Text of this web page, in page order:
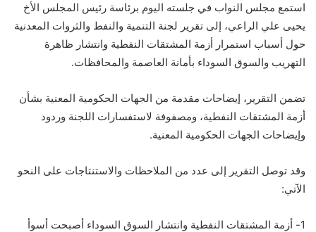
استمع مجلس النواب في جلسته اليوم برئاسة رئيس المجلس الأخ
يحيى علي الراعي، إلى تقرير لجنة التنمية والنفط والثروات المعدنية
حول أسباب استمرار أزمة المشتقات النفطية وانتشار ظاهرة
التهريب والسوق السوداء بأمانة العاصمة والمحافظات.
تضمن التقرير، إيضاحات مقدمة من الجهات الحكومية المعنية بشأن
أزمة المشتقات النفطية، ومصفوفة لاستفسارات اللجنة وردود
وإيضاحات الجهات الحكومية المعنية.
وقد توصل التقرير إلى عدد من الملاحظات والاستنتاجات على النحو
الآتي:
1- أزمة المشتقات النفطية وانتشار السوق السوداء أصبحت أسوأ